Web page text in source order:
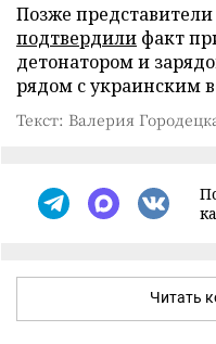
Позже
подтвердили факт
детонатором и
рядом с украинским
Текст: Валерия
Читать